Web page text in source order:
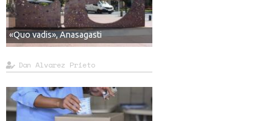
«Quo vadis», Anasagasti
Dan Alvarez Prieto